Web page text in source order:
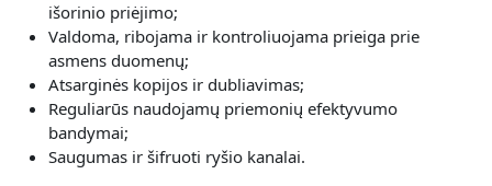
išorinio priėjimo;
Valdoma, ribojama ir kontroliuojama prieiga prie
asmens duomenų;
Atsarginės kopijos ir dubliavimas;
Reguliarūs naudojamų priemonių efektyvumo
bandymai;
Saugumas ir šifruoti ryšio kanalai.